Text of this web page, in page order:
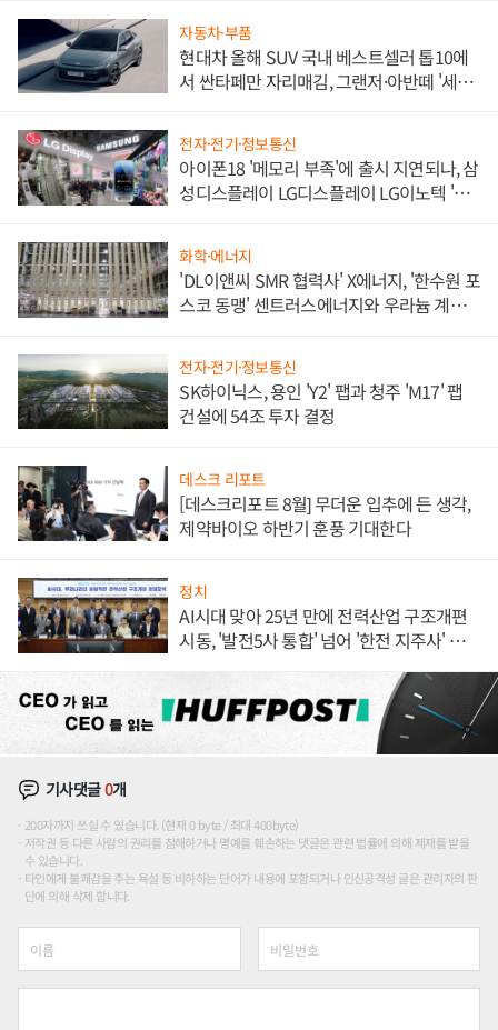
자동차·부품
현대차 올해 SUV 국내 베스트셀러 톱10에
서 싼타페만 자리매김, 그랜저·아반떼 '세단
전자·전기·정보통신
아이폰18 '메모리 부족'에 출시 지연되나, 삼
성디스플레이 LG디스플레이 LG이노텍 '탈
화학·에너지
'DL이앤씨 SMR 협력사' X에너지, '한수원 포
스코 동맹' 센트러스에너지와 우라늄 계약
전자·전기·정보통신
SK하이닉스, 용인 'Y2' 팹과 청주 'M17' 팹
건설에 54조 투자 결정
데스크 리포트
[데스크리포트 8월] 무더운 입추에 든 생각,
제약바이오 하반기 훈풍 기대한다
정치
AI시대 맞아 25년 만에 전력산업 구조개편
시동, '발전5사 통합' 넘어 '한전 지주사' 재편
기사댓글0개
200자까지 쓰실 수 있습니다. (현재 0 byte / 최대 400byte)
저작권 등 다른 사람의 권리를 침해하거나 명예를 훼손하는 댓글은 관련 법률에 의해 제재를 받을
수 있습니다.
타인에게 불쾌감을 주는 욕설 등 비하하는 단어가 내용에 포함되거나 인신공격성 글은 관리자의 판
단에 의해 삭제 합니다.